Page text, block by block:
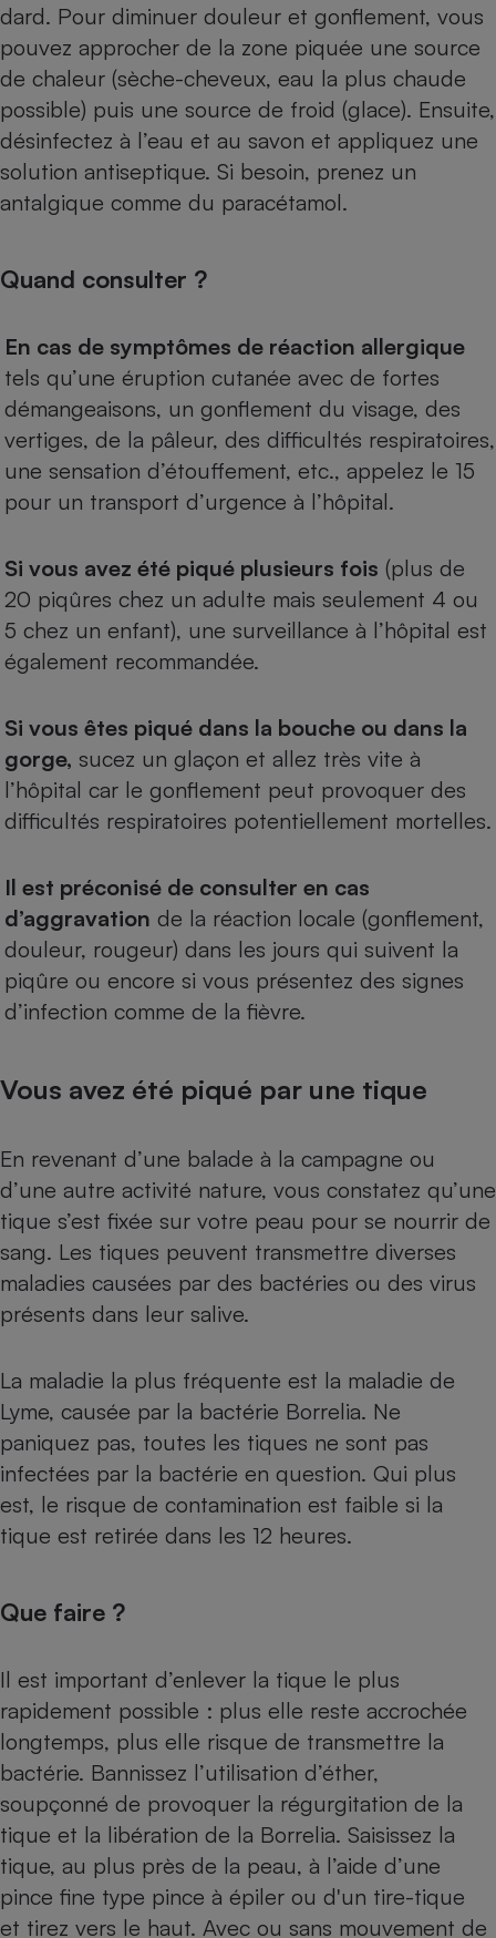
dard. Pour diminuer douleur et gonflement, vous
pouvez approcher de la zone piquée une source
de chaleur (sèche-cheveux, eau la plus chaude
possible) puis une source de froid (glace). Ensuite,
désinfectez à l’eau et au savon et appliquez une
solution antiseptique. Si besoin, prenez un
antalgique comme du paracétamol.
Quand consulter ?
En cas de symptômes de réaction allergique
tels qu’une éruption cutanée avec de fortes
démangeaisons, un gonflement du visage, des
vertiges, de la pâleur, des difficultés respiratoires,
une sensation d’étouffement, etc., appelez le 15
pour un transport d’urgence à l’hôpital.
Si vous avez été piqué plusieurs fois (plus de
20 piqûres chez un adulte mais seulement 4 ou
5 chez un enfant), une surveillance à l’hôpital est
également recommandée.
Si vous êtes piqué dans la bouche ou dans la
gorge, sucez un glaçon et allez très vite à
l’hôpital car le gonflement peut provoquer des
difficultés respiratoires potentiellement mortelles.
Il est préconisé de consulter en cas
d’aggravation de la réaction locale (gonflement,
douleur, rougeur) dans les jours qui suivent la
piqûre ou encore si vous présentez des signes
d’infection comme de la fièvre.
Vous avez été piqué par une tique
En revenant d’une balade à la campagne ou
d’une autre activité nature, vous constatez qu’une
tique s’est fixée sur votre peau pour se nourrir de
sang. Les tiques peuvent transmettre diverses
maladies causées par des bactéries ou des virus
présents dans leur salive.
La maladie la plus fréquente est la maladie de
Lyme, causée par la bactérie Borrelia. Ne
paniquez pas, toutes les tiques ne sont pas
infectées par la bactérie en question. Qui plus
est, le risque de contamination est faible si la
tique est retirée dans les 12 heures.
Que faire ?
Il est important d’enlever la tique le plus
rapidement possible : plus elle reste accrochée
longtemps, plus elle risque de transmettre la
bactérie. Bannissez l’utilisation d’éther,
soupçonné de provoquer la régurgitation de la
tique et la libération de la Borrelia. Saisissez la
tique, au plus près de la peau, à l’aide d’une
pince fine type pince à épiler ou d'un tire-tique
et tirez vers le haut. Avec ou sans mouvement de